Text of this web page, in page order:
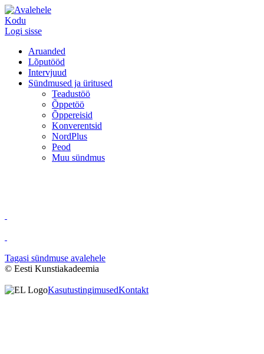
Kodu
Logi sisse
Aruanded
Lõputööd
Intervjuud
Sündmused ja üritused
Teadustöö
Õppetöö
Õppereisid
Konverentsid
NordPlus
Peod
Muu sündmus
Tagasi sündmuse avalehele
© Eesti Kunstiakadeemia
KasutustingimusedKontakt